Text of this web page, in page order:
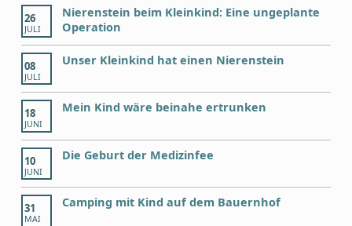
26
JULI
Nierenstein beim Kleinkind: Eine ungeplante
Operation
08
JULI
Unser Kleinkind hat einen Nierenstein
18
JUNI
Mein Kind wäre beinahe ertrunken
10
JUNI
Die Geburt der Medizinfee
31
MAI
Camping mit Kind auf dem Bauernhof